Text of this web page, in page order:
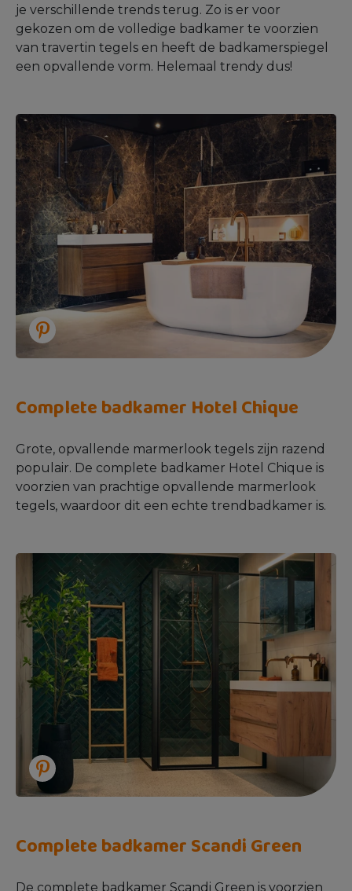
je verschillende trends terug. Zo is er voor
gekozen om de volledige badkamer te voorzien
van travertin tegels en heeft de badkamerspiegel
een opvallende vorm. Helemaal trendy dus!
Complete badkamer Hotel Chique
Grote, opvallende marmerlook tegels zijn razend
populair. De complete badkamer Hotel Chique is
voorzien van prachtige opvallende marmerlook
tegels, waardoor dit een echte trendbadkamer is.
Complete badkamer Scandi Green
De complete badkamer Scandi Green is voorzien